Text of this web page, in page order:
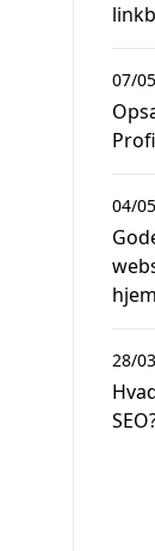
07/
04/
28/